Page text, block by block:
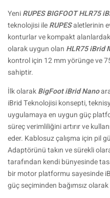
YeniRUPES BIGFOOT HLR75
teknolojisi ileRUPESaletlerinin
konturlar ve kompakt
olarak uygun olan HLR75 iBrid
kontrol için 12 mm yörünge ve
sahiptir.
İlk olarakBigFoot iBrid Nano
iBrid Teknolojisi konsepti,
uygulamaya en uygun güç
süreç verimliliğini artırır ve
eder. Kablosuz çalışma için pil
Adaptörünü takın ve sürekli
tarafından kendi bünyesinde
bir motor platformu sayesinde
güç seçiminden bağımsız olarak